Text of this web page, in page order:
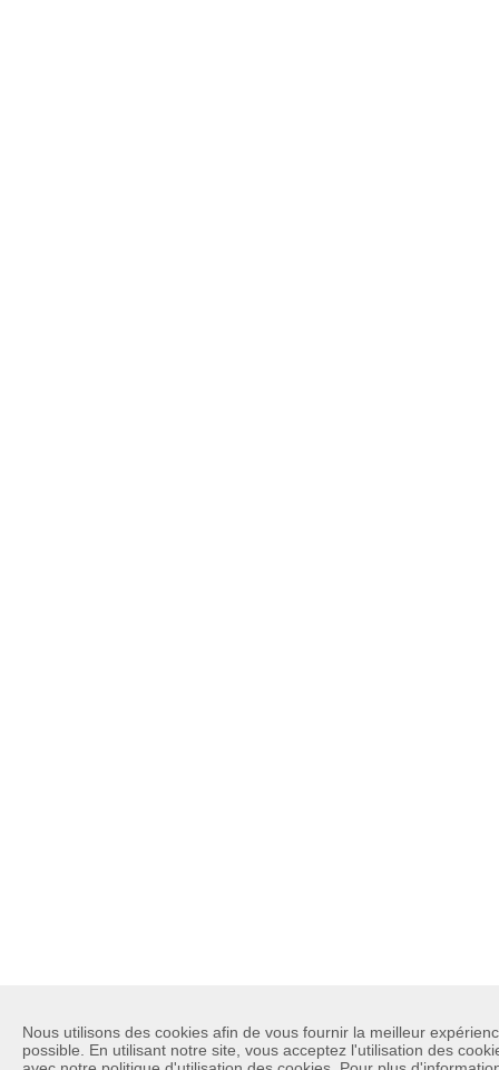
Nous utilisons des cookies afin de vous fournir la meilleur
possible. En utilisant notre site, vous acceptez l'utilisation des